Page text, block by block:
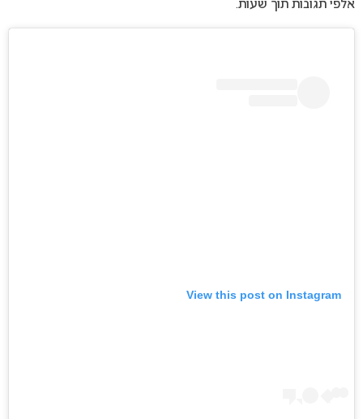
אלפי תגובות תוך שעות.
View this post on Instagram